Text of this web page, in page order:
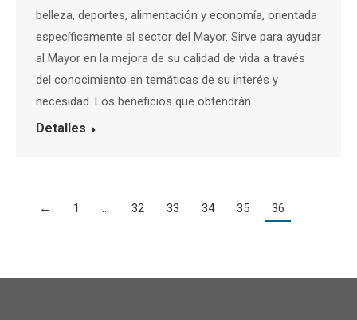
belleza, deportes, alimentación y economía, orientada
específicamente al sector del Mayor. Sirve para ayudar
al Mayor en la mejora de su calidad de vida a través
del conocimiento en temáticas de su interés y
necesidad. Los beneficios que obtendrán…
Detalles
← 1 … 32 33 34 35 36